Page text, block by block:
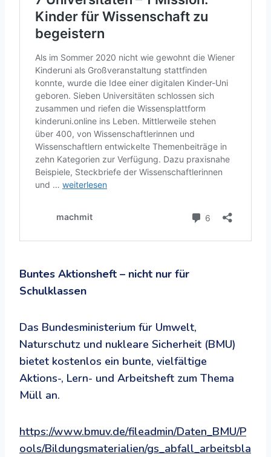
Buntes Aktionsheft – nicht nur für
Schulklassen
Das Bundesministerium für Umwelt,
Naturschutz und nukleare Sicherheit (BMU)
bietet kostenlos ein bunte, vielfältige
Aktions-, Lern- und Arbeitsheft zum Thema
Müll an.
https://www.bmuv.de/fileadmin/Daten_BMU/P
ools/Bildungsmaterialien/gs_abfall_arbeitsbla